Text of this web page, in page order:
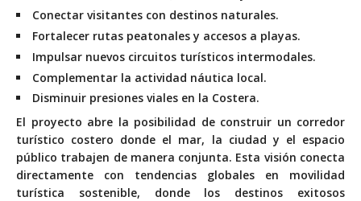
Conectar visitantes con destinos naturales.
Fortalecer rutas peatonalesy accesos a playas.
Impulsar nuevos circuitos turísticos intermodales.
Complementar la actividad náutica local.
Disminuir presiones viales en la Costera.
El proyecto abre la posibilidad de construir un corredor
turístico costero donde el mar, la ciudad y el espacio
público trabajen de manera conjunta. Esta visión conecta
directamente con tendencias globales en movilidad
turística sostenible, donde los destinos exitosos